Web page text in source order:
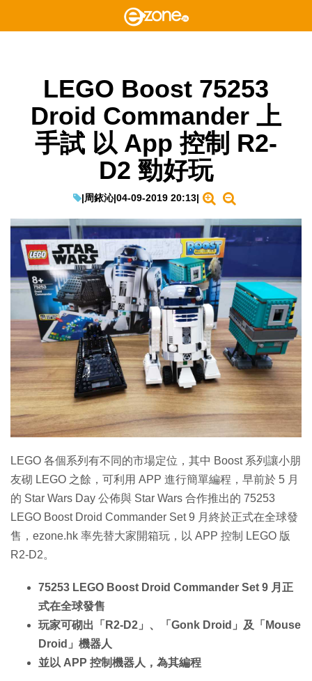
LEGO Boost 75253
Droid Commander 上
手試 以 App 控制 R2-
D2 勁好玩
|周銥沁|04-09-2019 20:13|
LEGO 各個系列有不同的市場定位，其中 Boost 系列讓小朋
友砌 LEGO 之餘，可利用 APP 進行簡單編程，早前於 5 月
的 Star Wars Day 公佈與 Star Wars 合作推出的 75253
LEGO Boost Droid Commander Set 9 月終於正式在全球發
售，ezone.hk 率先替大家開箱玩，以 APP 控制 LEGO 版
R2-D2。
75253 LEGO Boost Droid Commander Set 9 月正
式在全球發售
玩家可砌出「R2-D2」、「Gonk Droid」及「Mouse
Droid」機器人
並以 APP 控制機器人，為其編程